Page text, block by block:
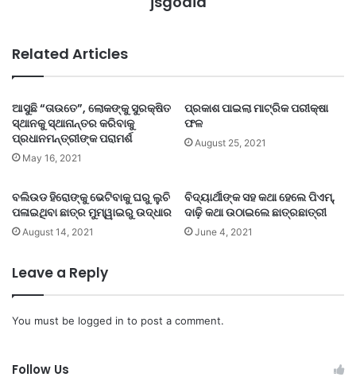
Related Articles
ଆସୁଛି “ତାଉତେ”, ଲୋକଙ୍କୁ ସୁରକ୍ଷିତ
ସ୍ଥାନକୁ ସ୍ଥାନାନ୍ତର କରିବାକୁ
ପ୍ରଧାନମନ୍ତ୍ରୀଙ୍କ ପରାମର୍ଶ
May 16, 2021
ପ୍ରକାଶ ପାଇଲା ମାଟ୍ରିକ ପରୀକ୍ଷା
ଫଳ
August 25, 2021
ବଲିଉଡ ହିରୋଙ୍କୁ ଭେଟିବାକୁ ଘରୁ ଲୁଚି
ପଳାଇଥିବା ଛାତ୍ର ମୁମ୍ୱାଇରୁ ଉଦ୍ଧାର
August 14, 2021
ବିଦ୍ୟାର୍ଥୀଙ୍କ ସହ କଥା ହେଲେ ପିଏମ୍,
ଦାଢ଼ି କଥା ଉଠାଇଲେ ଛାତ୍ରଛାତ୍ରୀ
June 4, 2021
Leave a Reply
You must be logged in to post a comment.
Follow Us